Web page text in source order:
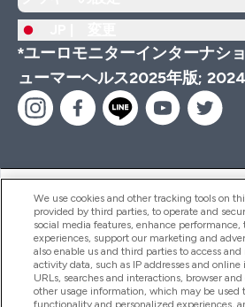
*ユーロモニターインターナシ
ューマーヘルス2025年版;
ヘルプ＆ガイド
商品について
We use cookies and other tracking tools on
provided by third parties, to operate and
social media features, enhance performance,
experiences, support our marketing and
also enable us and third parties to access and
activity data, such as IP addresses and
URLs, searches and interactions, browser
other usage information, which may be used
functionality and personalized experiences,